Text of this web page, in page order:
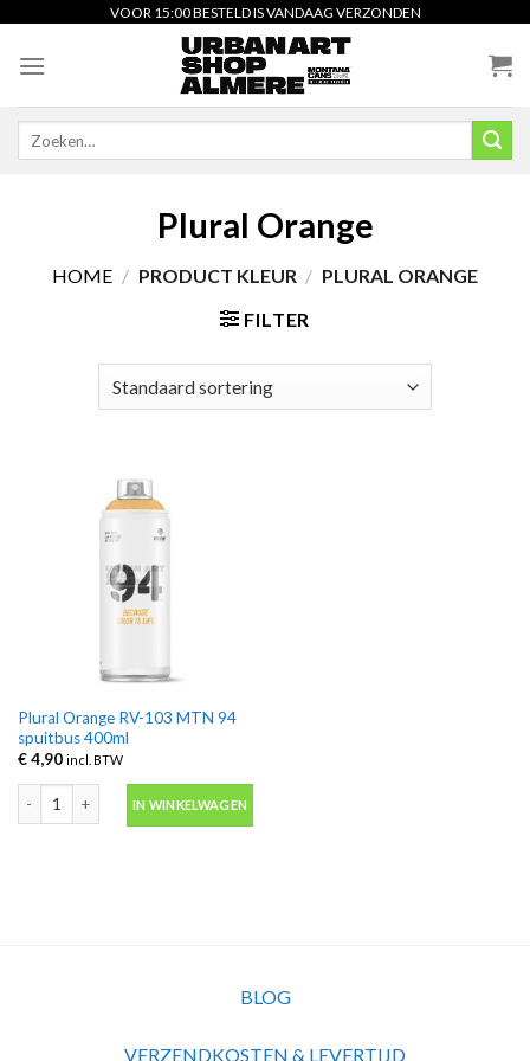
content
VOOR 15:00 BESTELD IS VANDAAG VERZONDEN
Plural Orange
HOME / PRODUCT KLEUR / PLURAL ORANGE
FILTER
Plural Orange RV-103 MTN 94
spuitbus 400ml
€4,90 incl. BTW
Plural Orange RV-103 MTN 94 spuitbus 400ml aantal
IN WINKELWAGEN
BLOG
VERZENDKOSTEN & LEVERTIJD